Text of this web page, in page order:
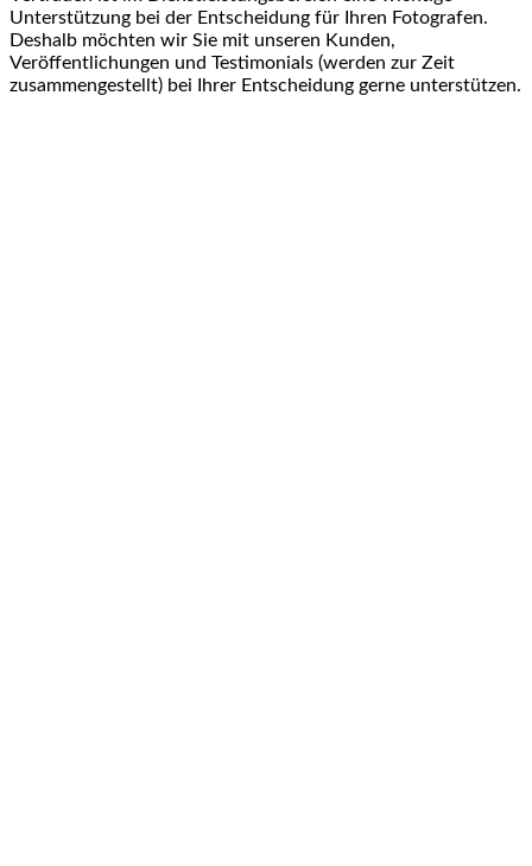
Unterstützung bei der Entscheidung für Ihren Fotografen.
Deshalb möchten wir Sie mit unseren Kunden,
Veröffentlichungen und Testimonials (werden zur Zeit
zusammengestellt) bei Ihrer Entscheidung gerne unterstützen.